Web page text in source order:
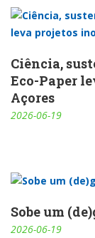
Ciência,
Eco-Paper
Açores
2026-06-19
Sobe um
2026-06-19